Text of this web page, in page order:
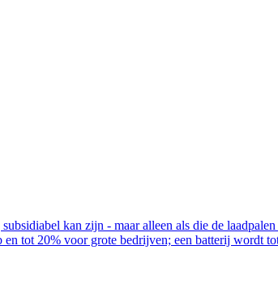
kan zijn - maar alleen als die de
tot 20% voor grote bedrijven; een batterij wordt